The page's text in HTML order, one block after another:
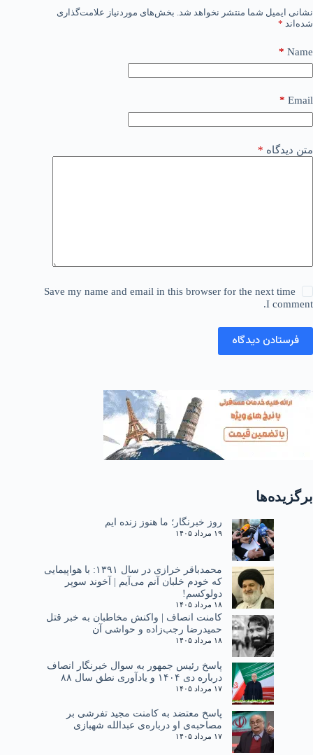
نشانی ایمیل شما منتشر نخواهد شد. بخش‌های موردنیاز علامت‌گذاری
شده‌اند *
Name
*
Email
*
متن دیدگاه *
Save my name and email in this browser for the next time
I comment.
فرستادن دیدگاه
برگزیده‌ها
روز خبرنگار؛ ما هنوز زنده ایم
۱۹ مرداد ۱۴۰۵
محمدباقر خرازی در سال ۱۳۹۱: با هواپیمایی
که خودم خلبان آنم می‌آیم | آخوند سوپر
دولوکسم!
۱۸ مرداد ۱۴۰۵
کامنت انصاف | واکنش مخاطبان به خبر قتل
حمیدرضا رجب‌زاده و حواشی آن
۱۸ مرداد ۱۴۰۵
پاسخ رئیس جمهور به سوال خبرنگار انصاف
درباره دی ۱۴۰۴ و یادآوری نطق سال ۸۸
۱۷ مرداد ۱۴۰۵
پاسخ معتضد به کامنت مجید تفرشی بر
مصاحبه‌ی او درباره‌ی عبدالله شهبازی
۱۷ مرداد ۱۴۰۵